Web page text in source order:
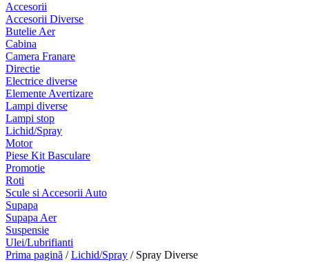
Accesorii
Accesorii Diverse
Butelie Aer
Cabina
Camera Franare
Directie
Electrice diverse
Elemente Avertizare
Lampi diverse
Lampi stop
Lichid/Spray
Motor
Piese Kit Basculare
Promotie
Roti
Scule si Accesorii Auto
Supapa
Supapa Aer
Suspensie
Ulei/Lubrifianti
Prima pagină /Lichid/Spray / Spray Diverse